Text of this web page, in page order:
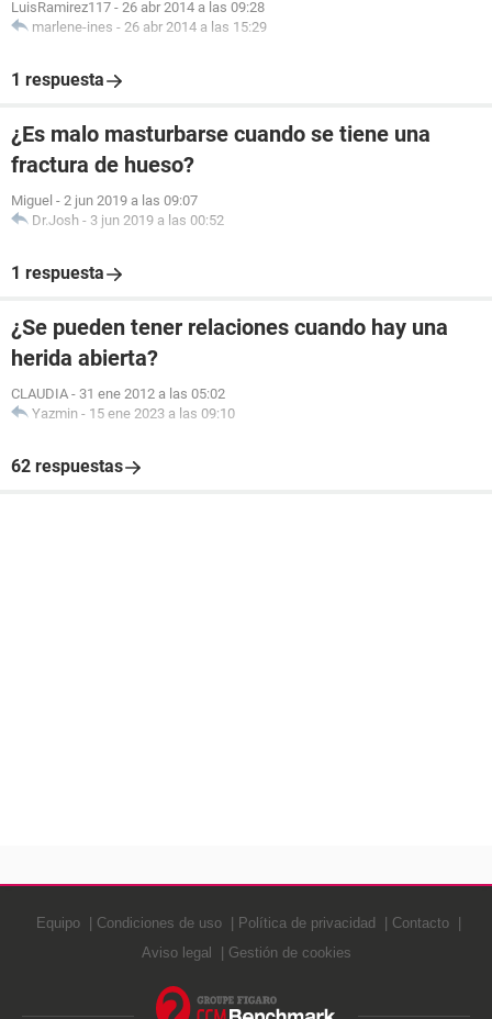
LuisRamirez117 - 26 abr 2014 a las 09:28
marlene-ines - 26 abr 2014 a las 15:29
1 respuesta
¿Es malo masturbarse cuando se tiene una
fractura de hueso?
Miguel - 2 jun 2019 a las 09:07
Dr.Josh - 3 jun 2019 a las 00:52
1 respuesta
¿Se pueden tener relaciones cuando hay una
herida abierta?
CLAUDIA - 31 ene 2012 a las 05:02
Yazmin - 15 ene 2023 a las 09:10
62 respuestas
Equipo Condiciones de uso Política de privacidad
Contacto
Aviso legal
Gestión de cookies